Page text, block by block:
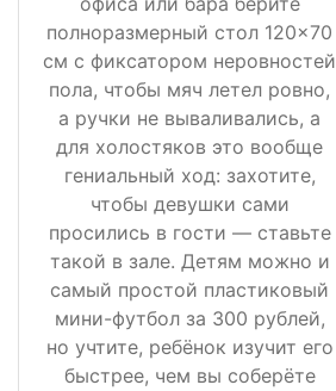
полноразмерный стол 120×70
см с фиксатором неровностей
пола, чтобы мяч летел ровно,
а ручки не вываливались, а
для холостяков это вообще
гениальный ход: захотите,
чтобы девушки сами
просились в гости — ставьте
такой в зале. Детям можно и
самый простой пластиковый
мини-футбол за 300 рублей,
но учтите, ребёнок изучит его
быстрее, чем вы соберёте